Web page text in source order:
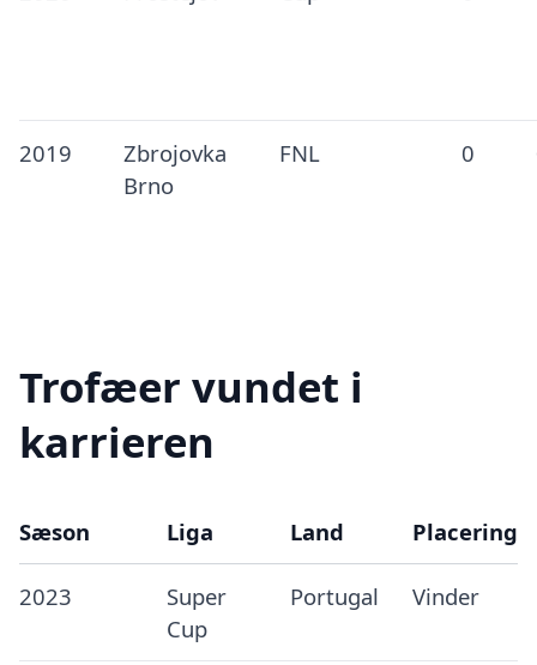
2019
Zbrojovka
Brno
FNL 0
Trofæer vundet i
karrieren
Sæson Liga Land Placering
2023
Super
Cup
Portugal Vinder